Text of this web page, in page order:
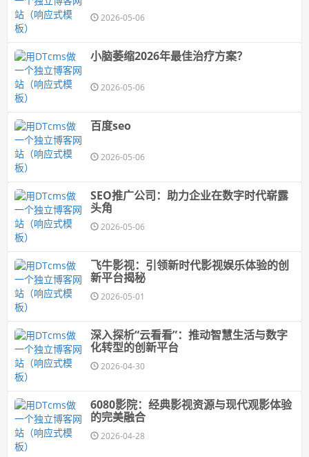
2026-05-06
小脑萎缩2026年最佳治疗方案？
2026-05-06
百度seo
2026-05-06
SEO推广公司：助力企业在数字时代崭露
头角
2026-05-06
飞牛影视：引领新时代影视娱乐体验的创
新平台揭秘
2026-05-01
深入探析“云看看”：推动智慧生活与数字
化转型的创新平台
2026-04-30
6080影院：经典影视资源与现代观影体验
的完美融合
2026-04-28